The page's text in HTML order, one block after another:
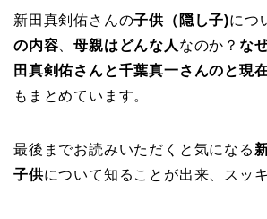
新田真剣佑さんの子供（隠し子)につ
の内容 、母親はどんな人 なのか？な
田真剣佑さんと千葉真一さんのと現
もまとめています。
最後までお読みいただくと気になる
子供について知ることが出来、スッ